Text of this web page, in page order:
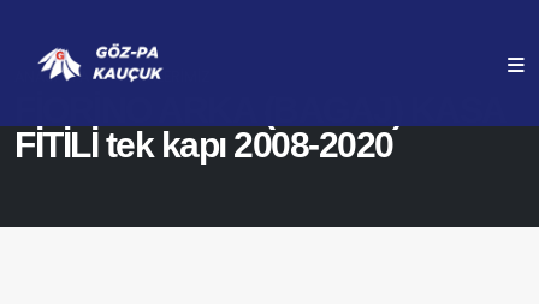
FİTİLİ tek kapı 2008-2020
ANASAYFA ÜRÜNLERIMIZ